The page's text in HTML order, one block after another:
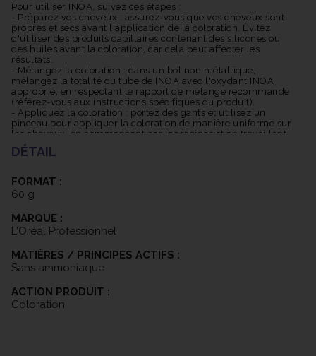
de préférences. La coloration INOA offre une excellente
couverture des cheveux blancs, garantissant une couleur
uniforme et naturelle, même sur les cheveux les plus
résistants.
Les pigments INOA sont conçus pour résister à la décoloration et
offrir une tenue longue durée. Cela signifie que votre couleur
restera vive et éclatante pendant une période prolongée.
Grâce à sa formule avancée, INOA offre une couleur riche,
lumineuse et multidimensionnelle. Les reflets subtils et les
nuances profondes créent une apparence naturelle et
Il est important de noter que l'utilisation de la coloration INOA
coiffeur qualifié, pour garantir les meilleurs résultats et éviter
les erreurs de coloration.
Pour utiliser INOA, suivez ces étapes :
- Préparez vos cheveux : assurez-vous que vos cheveux sont
propres et secs avant l'application de la coloration. Évitez
d'utiliser des produits capillaires contenant des silicones ou
des huiles avant la coloration, car cela peut affecter les
résultats.
- Mélangez la coloration : dans un bol non métallique,
mélangez la totalité du tube de INOA avec l'oxydant INOA
approprié, en respectant le rapport de mélange recommandé
(référez-vous aux instructions spécifiques du produit).
- Appliquez la coloration : portez des gants et utilisez un
pinceau pour appliquer la coloration de manière uniforme sur
les cheveux, en commençant par les racines et en travaillant
jusqu'aux pointes. Veillez à bien saturer les cheveux avec la
coloration.
pose recommandé (consultez les instructions spécifiques). Le
temps de pose peut varier en fonction de la texture des
cheveux et de l'intensité de la couleur souhaitée.
abondamment les cheveux à l'eau tiède jusqu'à ce que l'eau
soit claire. Appliquez ensuite un soin capillaire adapté pour
DÉTAIL
FORMAT :
60 g
MARQUE :
L'Oréal Professionnel
MATIÈRES / PRINCIPES ACTIFS :
Sans ammoniaque
ACTION PRODUIT :
Coloration